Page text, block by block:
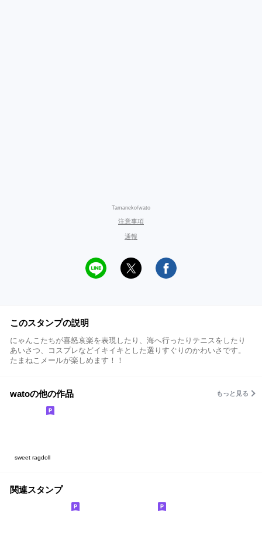
Tamaneko/wato
注意事項
通報
このスタンプの説明
にゃんこたちが喜怒哀楽を表現したり、海へ行ったりテニスをしたり
あいさつ、コスプレなどイキイキとした選りすぐりのかわいさです。
たまねこメールが楽しめます！！
watoの他の作品 もっと見る
sweet ragdoll
関連スタンプ